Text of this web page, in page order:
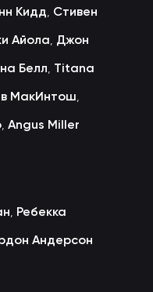
Кидд Стивен
Айола Джон
Белл Titana
МакИнтош
Angus Miller
Ребекка
Андерсон